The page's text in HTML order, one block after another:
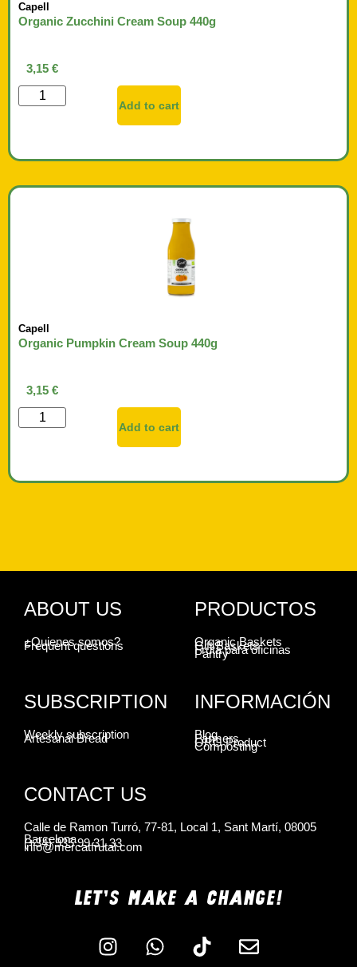
Capell
Organic Zucchini Cream Soup 440g
3,15 €
Add to cart
Capell
Organic Pumpkin Cream Soup 440g
3,15 €
Add to cart
ABOUT US
¿Quienes somos?
Frequent questions
PRODUCTOS
Organic Baskets
Gift Baskets
Fruta para oficinas
Pantry
SUBSCRIPTION
Weekly subscription
Artesanal Bread
INFORMACIÓN
Blog
Farmers
ORG Product
Composting
CONTACT US
Calle de Ramon Turró, 77-81, Local 1, Sant Martí, 08005
Barcelona
(+34) 935 99 31 33
info@mercatfrutal.com
LET'S MAKE A CHANGE!